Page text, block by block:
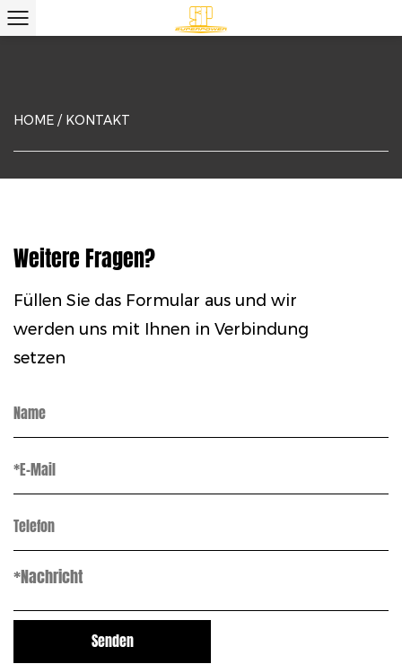
HOME / KONTAKT
Weitere Fragen?
Füllen Sie das Formular aus und wir
werden uns mit Ihnen in Verbindung
setzen